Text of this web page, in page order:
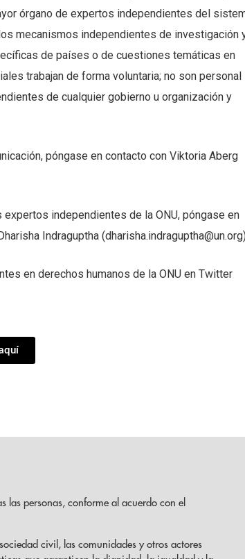
órgano de expertos independientes del
mecanismos independientes de investigación
de países o de cuestiones temáticas en
trabajan de forma voluntaria; no son personal
de cualquier gobierno u organización y
póngase en contacto con Viktoria Aberg
independientes de la ONU, póngase en
Indraguptha
en derechos humanos de la ONU en Twitter
las personas, conforme al acuerdo con el
civil, las comunidades y otros actores